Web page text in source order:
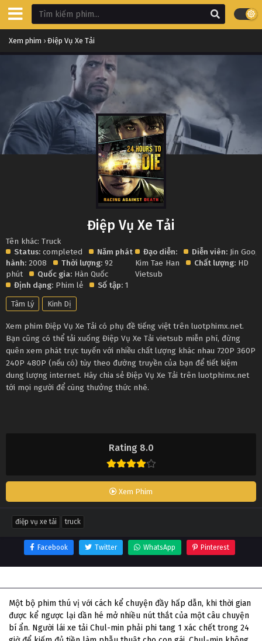
Xem phim › Điệp Vụ Xe Tải
Rating 8.0
Xem Phim
Điệp Vụ Xe Tải
Tên khác: Truck
Status: completed
Năm phát
hành: 2008 Thời lượng: 92
phút
Quốc gia: Hàn Quốc
Định dạng: Phim lẻ Số tập: 1
Đạo diễn: Diễn viên: Jin Goo,
Kim Tae Han
Chất lượng:
Vietsub
Tâm Lý Kinh Dị
Xem phim Điệp Vụ Xe Tải có phụ đề tiếng việt trên luotphimx.net.
Bạn cũng có thể tải xuống Điệp Vụ Xe Tải vietsub miễn phí, đừng
quên xem phát trực tuyến với nhiều chất lượng khác nhau 720P 360P
240P 480P (nếu có) tùy theo đường truyền của bạn để tiết kiệm
dung lượng internet. Hãy chia sẻ Điệp Vụ Xe Tải trên luotphimx.net
tới mọi người để cùng thưởng thức nhé.
điệp vụ xe tải truck
Facebook Twitter WhatsApp Pinterest
Một bộ phim thú vị với cách kể chuyện đầy hấp dẫn, khi thời gian
được kể ngược lại dần hé mở nhiều nút thắt của một câu chuyện
bí ẩn. Người lái xe tải Chul-min phải phi tang 1 xác chết trong 24